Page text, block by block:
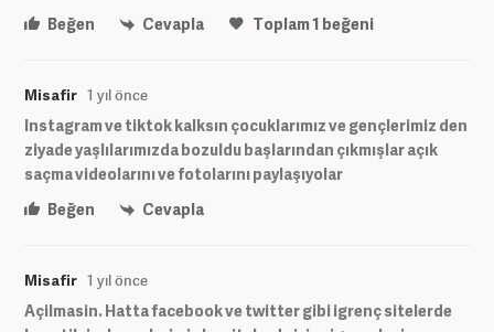
Beğen
Cevapla Toplam1 beğeni
Misafir 1 yıl önce
Instagram ve tiktok kalksın çocuklarımız ve gençlerimiz den
ziyade yaşlılarımızda bozuldu başlarından çıkmışlar açık
saçma videolarını ve fotolarını paylaşıyolar
Beğen
Cevapla
Misafir 1 yıl önce
Açilmasin. Hatta facebook ve twitter gibi igrenç sitelerde